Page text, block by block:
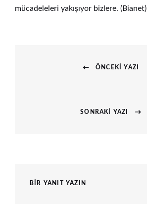
mücadeleleri yakışıyor bizlere. (Bianet)
ÖNCEKI YAZI
SONRAKI YAZI
BIR YANIT YAZIN